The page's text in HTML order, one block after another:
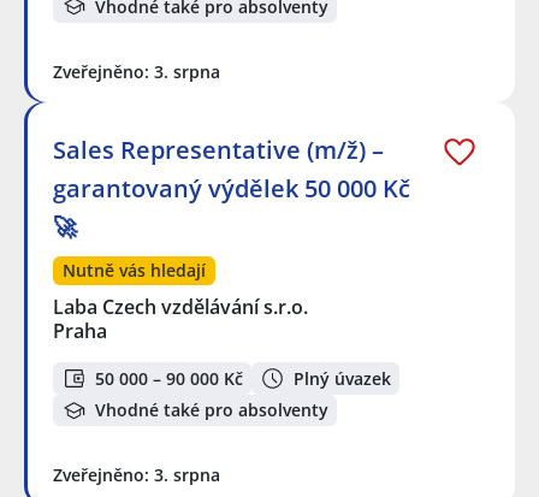
Vhodné také pro absolventy
Zveřejněno: 3. srpna
Sales Representative (m/ž) –
garantovaný výdělek 50 000 Kč
🚀
Nutně vás hledají
Laba Czech vzdělávání s.r.o.
Praha
50 000 – 90 000 Kč
Plný úvazek
Vhodné také pro absolventy
Zveřejněno: 3. srpna